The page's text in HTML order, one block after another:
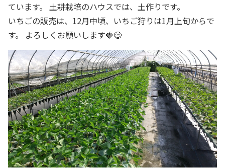
ています。 土耕栽培のハウスでは、土作りです。
いちごの販売は、12月中頃、いちご狩りは1月上旬からで
す。 よろしくお願いします🍓😄